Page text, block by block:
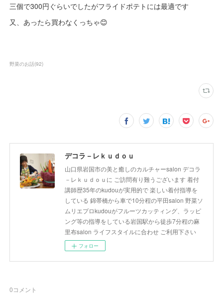
三個で300円ぐらいでしたがフライドポテトには最適です
又、あったら買わなくっちゃ😊
野菜のお話(92)
デコラ－レｋｕｄｏｕ
山口県岩国市の美と癒しのカルチャーsalon デコラ
－レｋｕｄｏｕに ご訪問有り難うございます 着付
講師歴35年のkudouが実用的で 楽しい着付指導を
している 錦帯橋から車で10分程の平田salon 野菜ソ
ムリエプロkudouがフルーツカッティング、ラッピ
ング等の指導をしている岩国駅から徒歩7分程の麻
里布salon ライフスタイルに合わせ ご利用下さい
フォロー
0コメント